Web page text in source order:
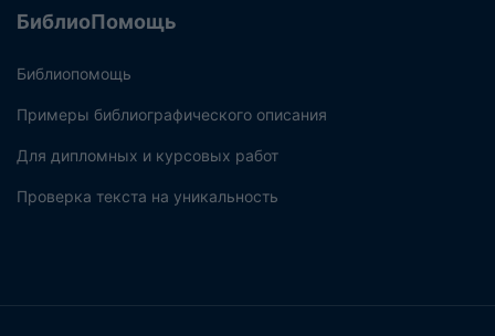
БиблиоПомощь
Библиопомощь
Примеры библиографического описания
Для дипломных и курсовых работ
Проверка текста на уникальность